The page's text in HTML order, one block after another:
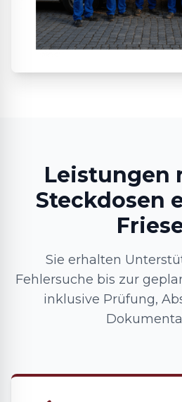
Leistungen
Steckdosen
Sie erhalten
Fehlersuche bis zur
inklusive Prüfung,